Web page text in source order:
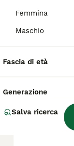
Femmina
Maschio
Fascia di età
Generazione
Salva ricerca
esercitato a
good
Is a
husky?